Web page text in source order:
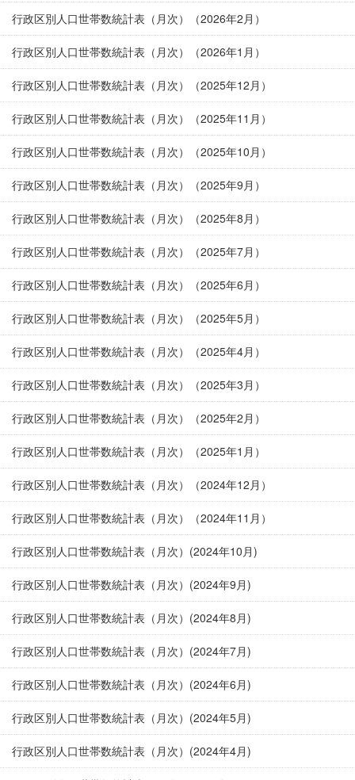
行政区別人口世帯数統計表（月次）（2026年2月）
行政区別人口世帯数統計表（月次）（2026年1月）
行政区別人口世帯数統計表（月次）（2025年12月）
行政区別人口世帯数統計表（月次）（2025年11月）
行政区別人口世帯数統計表（月次）（2025年10月）
行政区別人口世帯数統計表（月次）（2025年9月）
行政区別人口世帯数統計表（月次）（2025年8月）
行政区別人口世帯数統計表（月次）（2025年7月）
行政区別人口世帯数統計表（月次）（2025年6月）
行政区別人口世帯数統計表（月次）（2025年5月）
行政区別人口世帯数統計表（月次）（2025年4月）
行政区別人口世帯数統計表（月次）（2025年3月）
行政区別人口世帯数統計表（月次）（2025年2月）
行政区別人口世帯数統計表（月次）（2025年1月）
行政区別人口世帯数統計表（月次）（2024年12月）
行政区別人口世帯数統計表（月次）（2024年11月）
行政区別人口世帯数統計表（月次）(2024年10月)
行政区別人口世帯数統計表（月次）(2024年9月)
行政区別人口世帯数統計表（月次）(2024年8月)
行政区別人口世帯数統計表（月次）(2024年7月)
行政区別人口世帯数統計表（月次）(2024年6月)
行政区別人口世帯数統計表（月次）(2024年5月)
行政区別人口世帯数統計表（月次）(2024年4月)